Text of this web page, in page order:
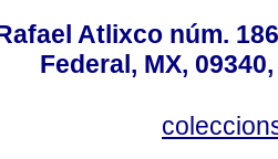
Atlixco núm.
Federal, MX,